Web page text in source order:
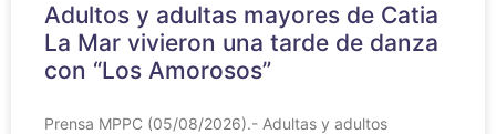
Adultos y adultas mayores de Catia
La Mar vivieron una tarde de danza
con “Los Amorosos”
Prensa MPPC (05/08/2026).- Adultas y adultos